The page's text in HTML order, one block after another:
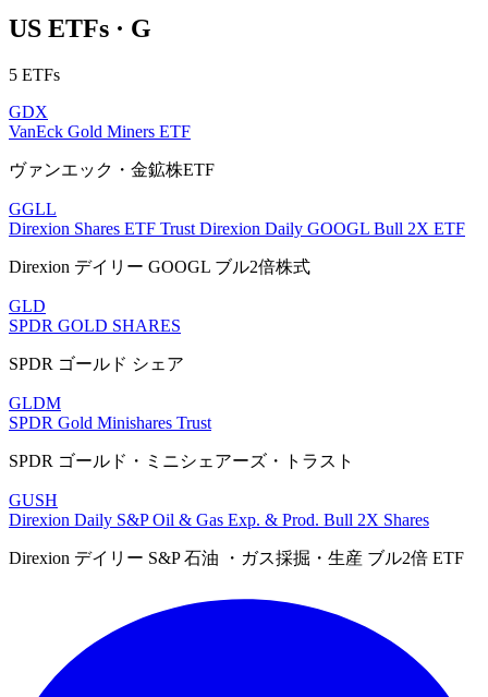
US ETFs · G
5 ETFs
GDX
VanEck Gold Miners ETF
ヴァンエック・金鉱株ETF
GGLL
Direxion Shares ETF Trust Direxion Daily GOOGL Bull 2X ETF
Direxion デイリー GOOGL ブル2倍株式
GLD
SPDR GOLD SHARES
SPDR ゴールド シェア
GLDM
SPDR Gold Minishares Trust
SPDR ゴールド・ミニシェアーズ・トラスト
GUSH
Direxion Daily S&P Oil & Gas Exp. & Prod. Bull 2X Shares
Direxion デイリー S&P 石油 ・ガス採掘・生産 ブル2倍 ETF